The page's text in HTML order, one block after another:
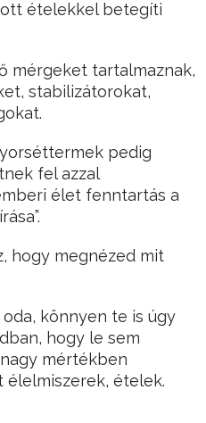
ételekkel betegíti
mérgeket tartalmaznak,
stabilizátorokat,
pedig
fel azzal
élet fenntartás a
hogy megnézed mit
könnyen te is úgy
hogy le sem
mértékben
ételek.